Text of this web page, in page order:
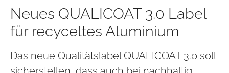
Neues QUALICOAT 3.0 Label
für recyceltes Aluminium
Das neue Qualitätslabel QUALICOAT 3.0 soll